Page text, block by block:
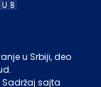
u Srbiji, deo
Sadržaj sajta